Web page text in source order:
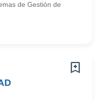
de Gestión de